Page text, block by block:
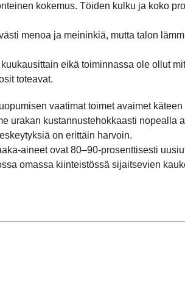
kokemus. Töiden kulku ja koko
menoa ja meininkiä, mutta talon
eikä toiminnassa ole ollut
toteavat.
vaatimat toimet avaimet
urakan kustannustehokkaasti nopealla
on erittäin harvoin.
aineet ovat 80–90-prosenttisesti
omassa kiinteistössä sijaitsevien